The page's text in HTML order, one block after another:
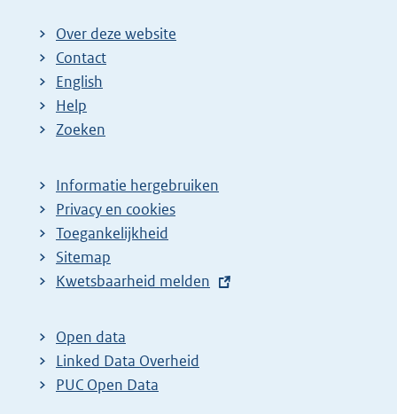
Over deze website
Contact
English
Help
Zoeken
Informatie hergebruiken
Privacy en cookies
Toegankelijkheid
Sitemap
E
t
e
r
Kwetsbaarheid melden
Open data
Linked Data Overheid
PUC Open Data